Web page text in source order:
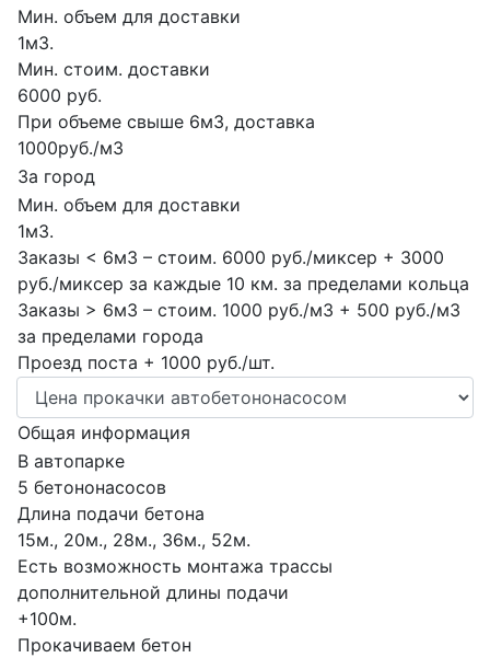
Мин. объем для доставки
1м3.
Мин. стоим. доставки
6000 руб.
При объеме свыше 6м3, доставка
1000руб./м3
За город
Мин. объем для доставки
1м3.
Заказы < 6м3 – стоим. 6000 руб./миксер + 3000
руб./миксер за каждые 10 км. за пределами кольца
Заказы > 6м3 – стоим. 1000 руб./м3 + 500 руб./м3
за пределами города
Проезд поста + 1000 руб./шт.
Общая информация
В автопарке
5 бетононасосов
Длина подачи бетона
15м., 20м., 28м., 36м., 52м.
Есть возможность монтажа трассы
дополнительной длины подачи
+100м.
Прокачиваем бетон